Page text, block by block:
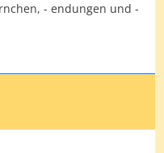
- endungen und -